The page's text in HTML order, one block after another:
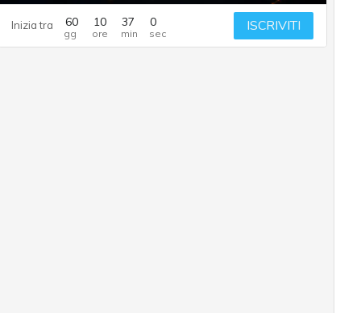
Inizia tra 60 10 36 59 ISCRIVITI